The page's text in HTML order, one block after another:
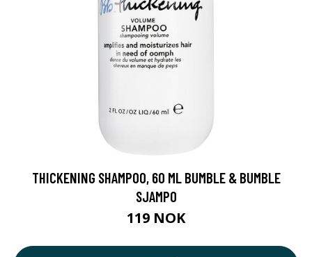
THICKENING SHAMPOO, 60 ML BUMBLE & BUMBLE
SJAMPO
119 NOK